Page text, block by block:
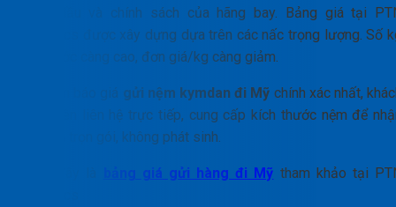
xăng dầu và chính sách của hãng bay. Bảng giá tại
Logistics được xây dựng dựa trên các nấc trọng lượng. Số
tính cước càng cao, đơn giá/kg càng giảm.
Để nhận báo giá gửi nệm kymdan đi Mỹ chính xác nhất,
hàng nên liên hệ trực tiếp, cung cấp kích thước nệm để
báo giá trọn gói, không phát sinh.
bảng giá gửi hàng đi Mỹ tham khảo tại